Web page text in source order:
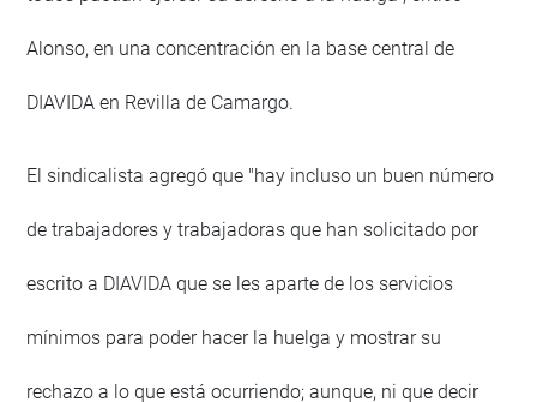
Alonso, en una concentración en la base central de
DIAVIDA en Revilla de Camargo.
El sindicalista agregó que "hay incluso un buen número
de trabajadores y trabajadoras que han solicitado por
escrito a DIAVIDA que se les aparte de los servicios
mínimos para poder hacer la huelga y mostrar su
rechazo a lo que está ocurriendo; aunque, ni que decir